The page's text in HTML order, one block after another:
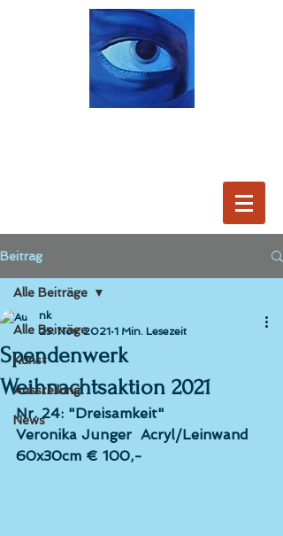
Beitrag
Alle Beiträge
Kunst
Ausstellung
News
Alle Beiträge
Spendenwerk
Weihnachtsaktion 2021
nk
25. Nov. 2021 1 Min. Lesezeit
Nr. 24: "Dreisamkeit"
Veronika Junger  Acryl/Leinwand
60x30cm € 100,-